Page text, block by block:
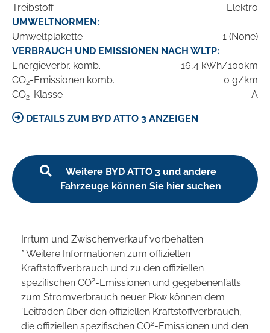
Treibstoff
Elektro
UMWELTNORMEN:
Umweltplakette
1 (None)
VERBRAUCH UND EMISSIONEN NACH WLTP:
Energieverbr. komb.
16,4 kWh/100km
CO2-Emissionen komb.
0 g/km
CO2-Klasse A
DETAILS ZUM BYD ATTO 3 ANZEIGEN
Weitere BYD ATTO 3 und andere
Fahrzeuge können Sie hier suchen
Irrtum und Zwischenverkauf vorbehalten.
* Weitere Informationen zum offiziellen
Kraftstoffverbrauch und zu den offiziellen
spezifischen CO2-Emissionen und gegebenenfalls
zum Stromverbrauch neuer Pkw können dem
'Leitfaden über den offiziellen Kraftstoffverbrauch,
die offiziellen spezifischen CO2-Emissionen und den